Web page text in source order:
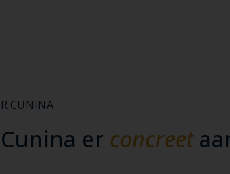
CUNINA
er concreet